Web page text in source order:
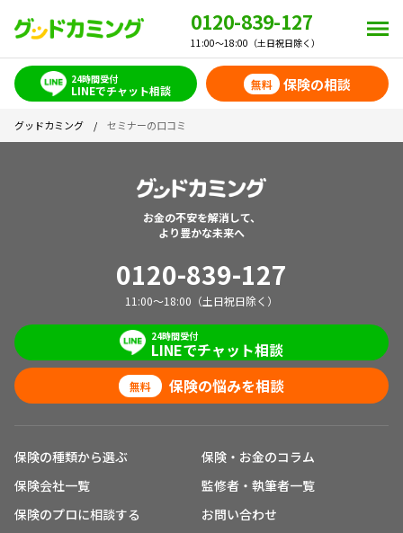
0120-839-127
11:00～18:00（土日祝日除く）
24時間受付
LINEでチャット相談 無料 保険の相談
グッドカミング / セミナーの口コミ
お金の不安を解消して、
より豊かな未来へ
0120-839-127
11:00～18:00（土日祝日除く）
24時間受付
LINEでチャット相談
無料 保険の悩みを相談
保険の種類から選ぶ
保険会社一覧
保険のプロに相談する
保険・お金のコラム
監修者・執筆者一覧
お問い合わせ